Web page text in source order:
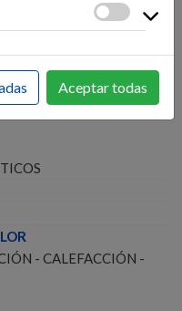
Y CALOR>AIRE
- CALEFACCIÓN -
Aceptar todas